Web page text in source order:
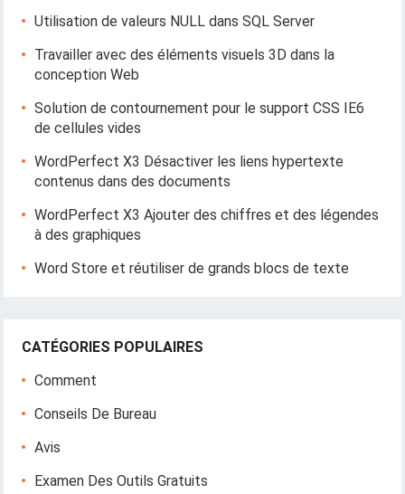
Utilisation de valeurs NULL dans SQL Server
Travailler avec des éléments visuels 3D dans la
conception Web
Solution de contournement pour le support CSS IE6
de cellules vides
WordPerfect X3 Désactiver les liens hypertexte
contenus dans des documents
WordPerfect X3 Ajouter des chiffres et des légendes
à des graphiques
Word Store et réutiliser de grands blocs de texte
CATÉGORIES POPULAIRES
Comment
Conseils De Bureau
Avis
Examen Des Outils Gratuits